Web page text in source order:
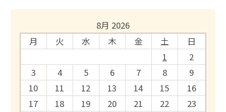
8月 2026
月
火 水 木 金 土
日
1
2
3
4 5 6 7 8
9
10
11 12 13 14 15
16
17
18 19 20 21 22
23